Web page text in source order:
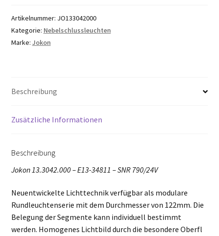
Artikelnummer: JO133042000
Kategorie: Nebelschlussleuchten
Marke: Jokon
Beschreibung
Zusätzliche Informationen
Beschreibung
Jokon 13.3042.000 – E13-34811 – SNR 790/24V
Neuentwickelte Lichttechnik verfügbar als modulare
Rundleuchtenserie mit dem Durchmesser von 122mm. Die
Belegung der Segmente kann individuell bestimmt
werden. Homogenes Lichtbild durch die besondere Oberfl